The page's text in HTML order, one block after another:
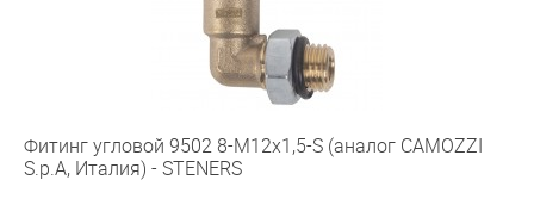
Фитинг угловой 9502 8-M12x1,5-S (аналог CAMOZZI
S.p.A, Италия) - STENERS